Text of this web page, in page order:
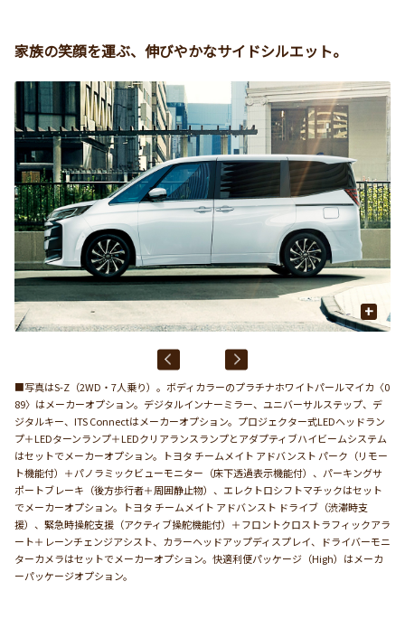
家族の笑顔を運ぶ、伸びやかなサイドシルエット。
+
■写真はS-Z（2WD・7人乗り）。ボディカラーのプラチナホワイトパールマイカ〈0
89〉はメーカーオプション。デジタルインナーミラー、ユニバーサルステップ、デ
ジタルキー、ITS Connectはメーカーオプション。プロジェクター式LEDヘッドラン
プ＋LEDターンランプ＋LEDクリアランスランプとアダプティブハイビームシステム
はセットでメーカーオプション。トヨタ チームメイト アドバンスト パーク（リモー
ト機能付）＋パノラミックビューモニター（床下透過表示機能付）、パーキングサ
ポートブレーキ（後方歩行者＋周囲静止物）、エレクトロシフトマチックはセット
でメーカーオプション。トヨタ チームメイト アドバンスト ドライブ（渋滞時支
援）、緊急時操舵支援（アクティブ操舵機能付）＋フロントクロストラフィックアラ
ート＋レーンチェンジアシスト、カラーヘッドアップディスプレイ、ドライバーモニ
ターカメラはセットでメーカーオプション。快適利便パッケージ（High）はメーカ
ーパッケージオプション。